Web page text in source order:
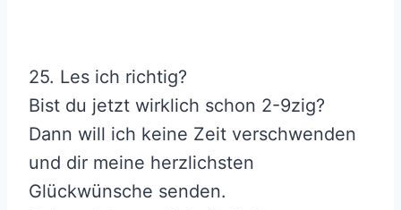
25. Les ich richtig?
Bist du jetzt wirklich schon 2-9zig?
Dann will ich keine Zeit verschwenden
und dir meine herzlichsten
Glückwünsche senden.